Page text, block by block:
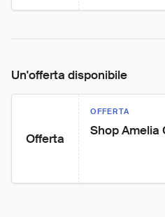
Un'offerta disponibile
Offerta
OFFERTA
Shop Amelia